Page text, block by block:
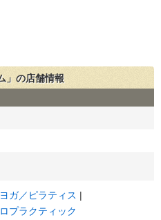
」の店舗情報
ヨガ／ピラティス
プラクティック